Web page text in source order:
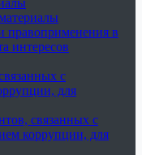
правоприменения в
интересов
с
для
связанных с
коррупции, для